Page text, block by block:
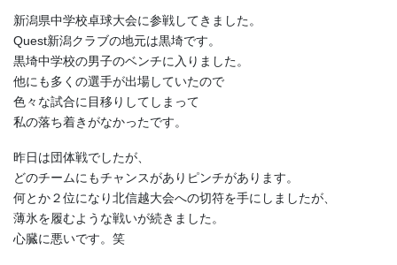
新潟県中学校卓球大会に参戦してきました。
Quest新潟クラブの地元は黒埼です。
黒埼中学校の男子のベンチに入りました。
他にも多くの選手が出場していたので
色々な試合に目移りしてしまって
私の落ち着きがなかったです。
昨日は団体戦でしたが、
どのチームにもチャンスがありピンチがあります。
何とか２位になり北信越大会への切符を手にしましたが、
薄氷を履むような戦いが続きました。
心臓に悪いです。笑